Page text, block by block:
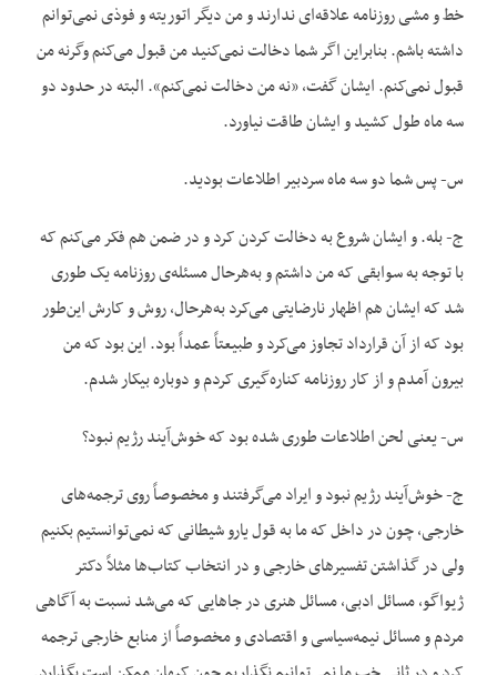
خط و مشی روزنامه علاقه‌ای ندارند و من دیگر اتوریته و فوذی نمی‌توانم
داشته باشم. بنابراین اگر شما دخالت نمی‌کنید من قبول می‌کنم وگرنه من
قبول نمی‌کنم. ایشان گفت، «نه من دخالت نمی‌کنم». البته در حدود دو
سه ماه طول کشید و ایشان طاقت نیاورد.
س- پس شما دو سه ماه سردبیر اطلاعات بودید.
ج- بله. و ایشان شروع به دخالت کردن کرد و در ضمن هم فکر می‌کنم که
با توجه به سوابقی که من داشتم و به‌هرحال مسئله‌ی روزنامه یک طوری
شد که ایشان هم اظهار نارضایتی می‌کرد به‌هرحال، روش و کارش این‌طور
بود که از آن قرارداد تجاوز می‌کرد و طبیعتاً عمداً بود. این بود که من
بیرون آمدم و از کار روزنامه کناره‌گیری کردم و دوباره بیکار شدم.
س- یعنی لحن اطلاعات طوری شده بود که خوش‌آیند رژیم نبود؟
ج- خوش‌آیند رژیم نبود و ایراد می‌گرفتند و مخصوصاً روی ترجمه‌های
خارجی، چون در داخل که ما به قول یارو شیطانی که نمی‌توانستیم بکنیم
ولی در گذاشتن تفسیرهای خارجی و در انتخاب کتاب‌ها مثلاً دکتر
ژیواگو، مسائل ادبی، مسائل هنری در جاهایی که می‌شد نسبت به آگاهی
مردم و مسائل نیمه‌سیاسی و اقتصادی و مخصوصاً از منابع خارجی ترجمه